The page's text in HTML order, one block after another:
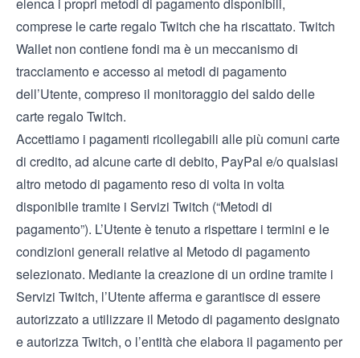
comprese le carte regalo Twitch che ha riscattato. Twitch
Wallet non contiene fondi ma è un meccanismo di
tracciamento e accesso ai metodi di pagamento
dell’Utente, compreso il monitoraggio del saldo delle
carte regalo Twitch.
Accettiamo i pagamenti ricollegabili alle più comuni carte
di credito, ad alcune carte di debito, PayPal e/o qualsiasi
altro metodo di pagamento reso di volta in volta
disponibile tramite i Servizi Twitch (“Metodi di
pagamento”). L’Utente è tenuto a rispettare i termini e le
condizioni generali relative al Metodo di pagamento
selezionato. Mediante la creazione di un ordine tramite i
Servizi Twitch, l’Utente afferma e garantisce di essere
autorizzato a utilizzare il Metodo di pagamento designato
e autorizza Twitch, o l’entità che elabora il pagamento per